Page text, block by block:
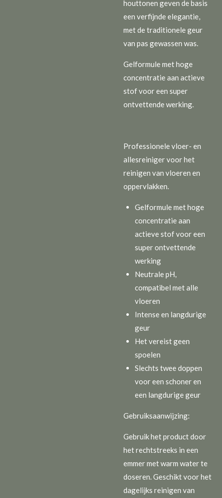
houttonen geven de basis
een verfijnde elegantie,
met de traditionele geur
van pas gewassen was.
Gelformule met hoge
concentratie aan actieve
stof voor een super
ontvettende werking.
Professionele vloer- en
allesreiniger voor het
reinigen van vloeren en
oppervlakken.
Gelformule met hoge
concentratie aan
actieve stof voor een
super ontvettende
werking
Neutrale pH,
compatibel met alle
vloeren
Intense en langdurige
geur
Het vereist geen
spoelen
Slechts twee doppen
voor een schoner en
een langdurige geur
Gebruiksaanwijzing:
Gebruik het product door
het rechtstreeks in een
emmer met warm water te
doseren. Geschikt voor het
dagelijks reinigen van